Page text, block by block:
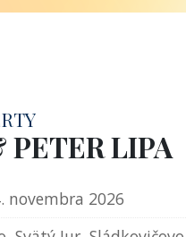
LIPA
novembra 2026